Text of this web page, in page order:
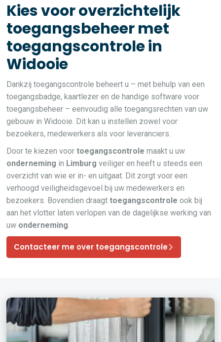
Kies voor overzichtelijk
toegangsbeheer met
toegangscontrole in
Widooie
Dankzij toegangscontrole beheert u – met behulp van een
toegangsbadge, kaartlezer en de handige software voor
toegangsbeheer – eenvoudig alle toegangsrechten van uw
gebouw in Widooie. Dit kan u instellen zowel voor
bezoekers, medewerkers als voor leveranciers.
Door te kiezen voortoegangscontrole maakt u uw
onderneming in Limburg veiliger en heeft u steeds een
overzicht van wie er in- en uitgaat. Dit zorgt voor een
verhoogd veiligheidsgevoel bij uw medewerkers en
bezoekers. Bovendien draagttoegangscontrole ook bij
aan het vlotter laten verlopen van de dagelijkse werking van
uw onderneming.
Contacteer me over toegangscontrole